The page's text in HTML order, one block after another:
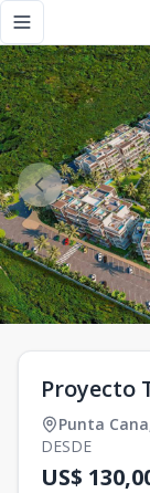
Toggle
Proyecto
Punta Cana
DESDE
US$
Proyecto The